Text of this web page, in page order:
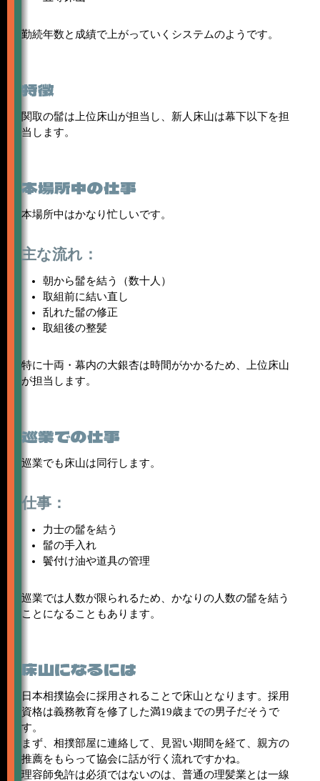
勤続年数と成績で上がっていくシステムのようです。
特徴
関取の髷は上位床山が担当し、新人床山は幕下以下を担
当します。
本場所中の仕事
本場所中はかなり忙しいです。
主な流れ：
朝から髷を結う（数十人）
取組前に結い直し
乱れた髷の修正
取組後の整髪
特に十両・幕内の大銀杏は時間がかかるため、上位床山
が担当します。
巡業での仕事
巡業でも床山は同行します。
仕事：
力士の髷を結う
髷の手入れ
鬢付け油や道具の管理
巡業では人数が限られるため、かなりの人数の髷を結う
ことになることもあります。
床山になるには
日本相撲協会に採用されることで床山となります。採用
資格は義務教育を修了した満19歳までの男子だそうで
す。
まず、相撲部屋に連絡して、見習い期間を経て、親方の
推薦をもらって協会に話が行く流れですかね。
理容師免許は必須ではないのは、普通の理髪業とは一線